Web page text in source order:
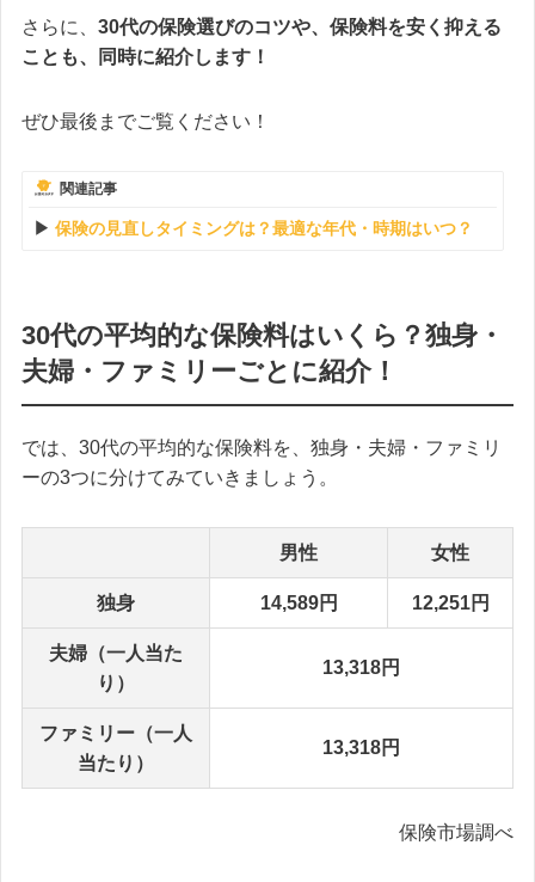
さらに、 30代の保険選びのコツや、保険料を安く抑える
ことも、同時に紹介します！
ぜひ最後までご覧ください！
関連記事
保険の見直しタイミングは？最適な年代・時期はいつ？
30代の平均的な保険料はいくら？独身・
夫婦・ファミリーごとに紹介！
では、30代の平均的な保険料を、独身・夫婦・ファミリ
ーの3つに分けてみていきましょう。
男性 女性
独身 14,589円 12,251円
夫婦（一人当た
り）
13,318円
ファミリー（一人
当たり）
13,318円
保険市場調べ